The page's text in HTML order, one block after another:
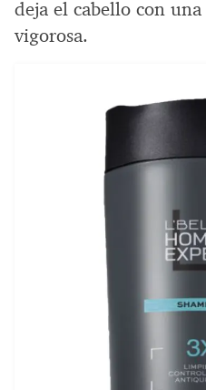
deja el cabello con una
vigorosa.